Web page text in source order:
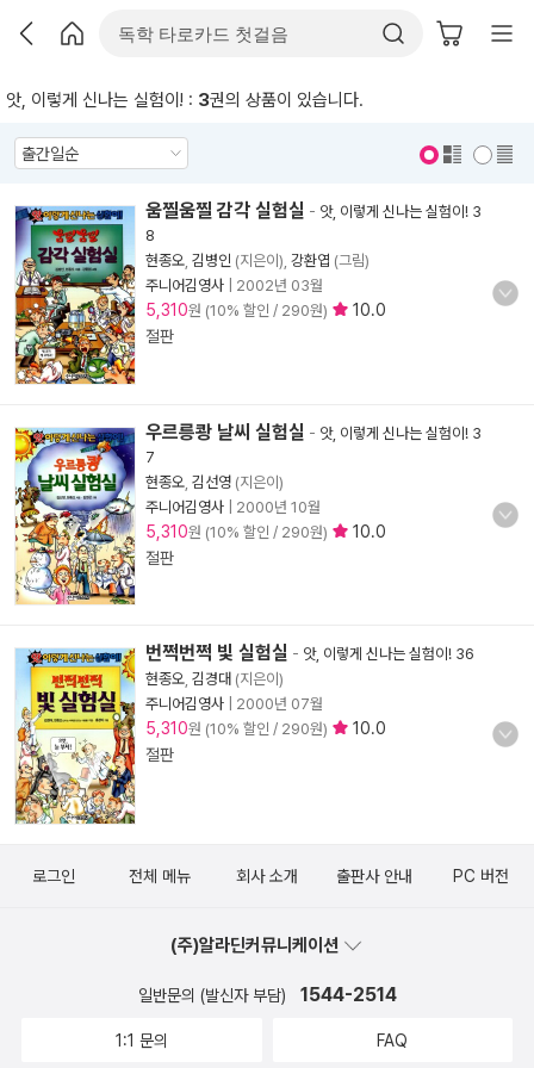
앗, 이렇게 신나는 실험이! : 3권의 상품이 있습니다.
움찔움찔 감각 실험실 - 앗, 이렇게 신나는 실험이! 3
8
현종오 김병인 (지은이), 강환엽 (그림)
주니어김영사
2002년 03월
5,310원 (10% 할인 / 290원)
10.0
절판
우르릉쾅 날씨 실험실 - 앗, 이렇게 신나는 실험이! 3
7
현종오 김선영 (지은이)
주니어김영사
2000년 10월
5,310원 (10% 할인 / 290원)
10.0
절판
번쩍번쩍 빛 실험실 - 앗, 이렇게 신나는 실험이! 36
현종오 김경대 (지은이)
주니어김영사
2000년 07월
5,310원 (10% 할인 / 290원)
10.0
절판
로그인 전체 메뉴 회사 소개 출판사 안내 PC 버전
(주)알라딘커뮤니케이션
일반문의 (발신자 부담) 1544-2514
1:1 문의 FAQ